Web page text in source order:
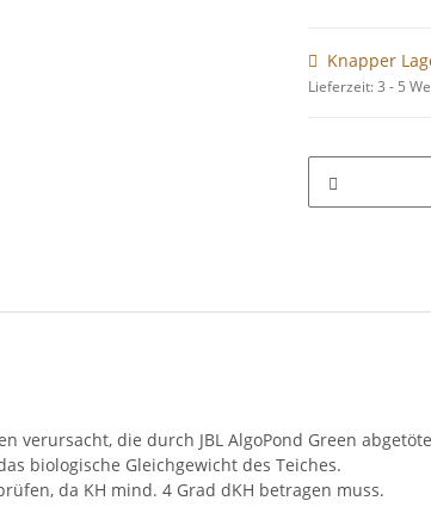
Knapper
Lieferzeit:3 - 5
verursacht, die durch JBL AlgoPond Green
biologische Gleichgewicht des Teiches.
da KH mind. 4 Grad dKH betragen muss.